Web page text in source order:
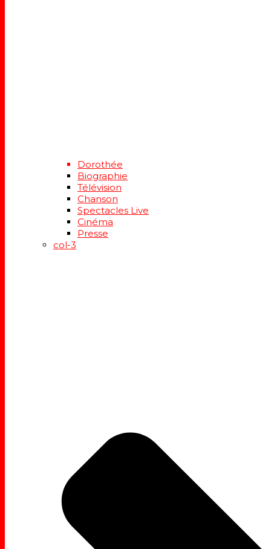
Dorothée
Biographie
Télévision
Chanson
Spectacles Live
Cinéma
Presse
col-3